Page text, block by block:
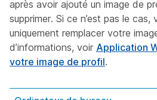
après avoir ajouté un image de
supprimer. Si ce n’est pas le cas,
uniquement remplacer votre
d’informations, voir Application
votre image de profil.